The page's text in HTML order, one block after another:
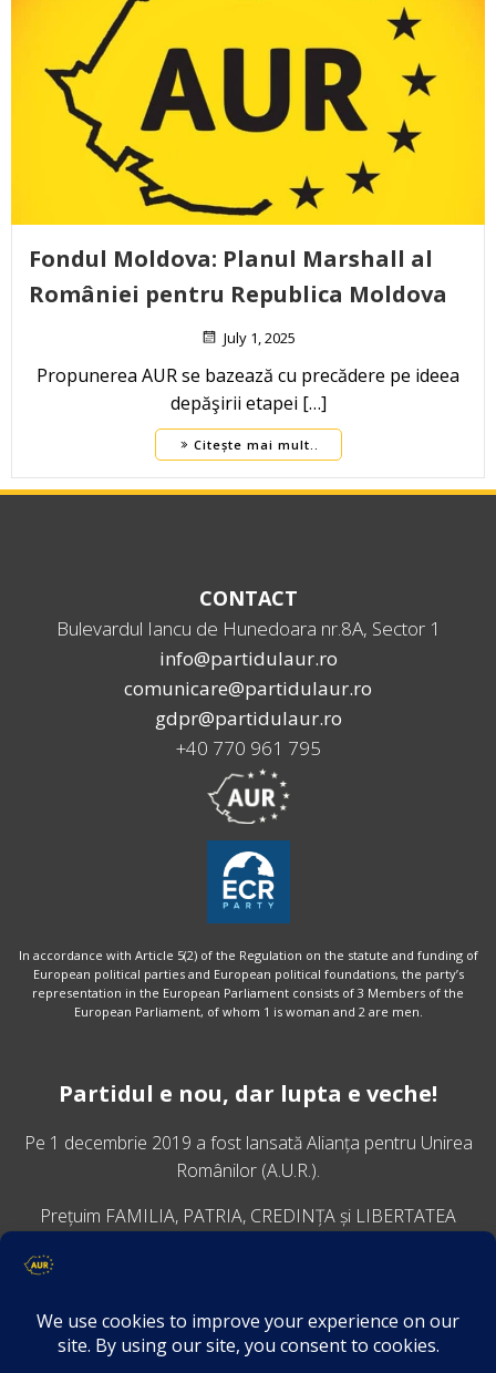
Fondul Moldova: Planul Marshall al
României pentru Republica Moldova
July 1, 2025
Propunerea AUR se bazează cu precădere pe ideea
depăşirii etapei […]
Citește mai mult..
CONTACT
Bulevardul Iancu de Hunedoara nr.8A, Sector 1
info@partidulaur.ro
comunicare@partidulaur.ro
gdpr@partidulaur.ro
+40 770 961 795
In accordance with Article 5(2) of the Regulation on the statute and funding of
European political parties and European political foundations, the party’s
representation in the European Parliament consists of 3 Members of the
European Parliament, of whom 1 is woman and 2 are men.
Partidul e nou, dar lupta e veche!
Pe 1 decembrie 2019 a fost lansatăAlianța pentru Unirea
Românilor (A.U.R.).
Prețuim FAMILIA, PATRIA, CREDINȚA și LIBERTATEA
VINO ALĂTURI DE NOI